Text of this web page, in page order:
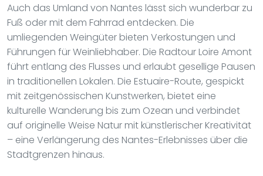
Auch das Umland von Nantes lässt sich wunderbar zu
Fuß oder mit dem Fahrrad entdecken. Die
umliegenden Weingüter bieten Verkostungen und
Führungen für Weinliebhaber. Die Radtour Loire Amont
führt entlang des Flusses und erlaubt gesellige Pausen
in traditionellen Lokalen. Die Estuaire-Route, gespickt
mit zeitgenössischen Kunstwerken, bietet eine
kulturelle Wanderung bis zum Ozean und verbindet
auf originelle Weise Natur mit künstlerischer Kreativität
– eine Verlängerung des Nantes-Erlebnisses über die
Stadtgrenzen hinaus.